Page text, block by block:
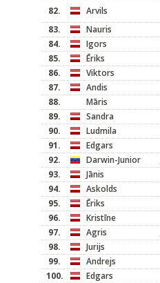
82.
Arvils
83.
Nauris
84.
Igors
85.
Ēriks
86.
Viktors
87.
Andis
88.
Māris
89.
Sandra
90.
Ludmila
91.
Edgars
92.
Darwin-Junior
93.
Jānis
94.
Askolds
95.
Ēriks
96.
Kristīne
97.
Agris
98.
Jurijs
99.
Andrejs
100.
Edgars